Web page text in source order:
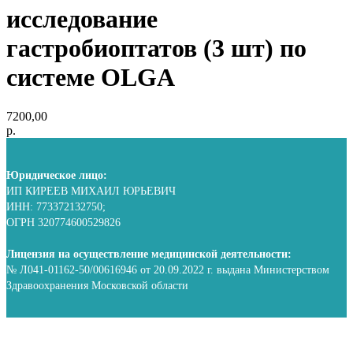
исследование
гастробиоптатов (3 шт) по
системе OLGA
7200,00
р.
Юридическое лицо:
ИП КИРЕЕВ МИХАИЛ ЮРЬЕВИЧ
ИНН: 773372132750;
ОГРН 320774600529826
Лицензия на осуществление медицинской деятельности:
№ Л041-01162-50/00616946 от 20.09.2022 г. выдана Министерством
Здравоохранения Московской области